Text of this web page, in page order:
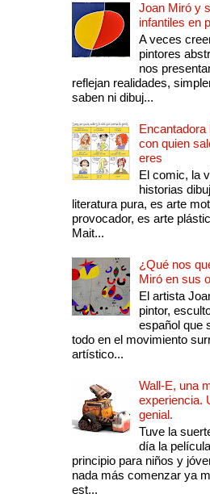
Joan Miró y
infantiles en
A veces
pintores
nos
reflejan realidades,
saben ni dibuj...
con quien
eres
El comic, la
historias
literatura pura, es arte
provocador, es arte
Mait...
¿Qué nos
Miró en sus
El artista
pintor,
español que
todo en el movimiento
artístico...
Wall-E, una
experiencia.
genial.
Tuve la
día la
principio para niños y
nada más comenzar ya
est...